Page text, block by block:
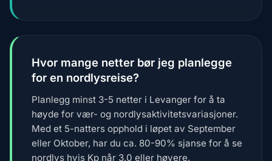
Hvor mange netter bør jeg planlegge
for en nordlysreise?
Planlegg minst 3-5 netter i Levanger for å ta
høyde for vær- og nordlysaktivitetsvariasjoner.
Med et 5-natters opphold i løpet av September
eller Oktober, har du ca. 80-90% sjanse for å se
nordlys hvis Kp når 3.0 eller høyere.